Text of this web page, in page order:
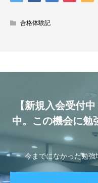
合格体験記
【新規入会受付
中。この機会に勉
今までになかった勉強